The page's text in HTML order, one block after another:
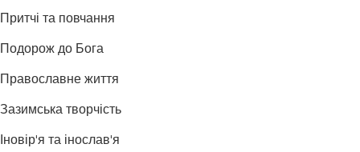
Притчі та повчання
Подорож до Бога
Православне життя
Зазимська творчість
Іновір'я та інослав'я